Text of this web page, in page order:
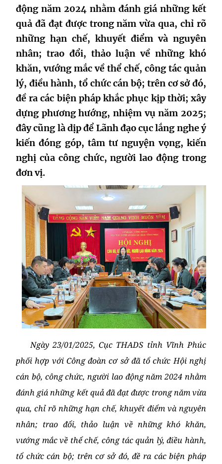
động năm 2024 nhằm đánh giá những kết
quả đã đạt được trong năm vừa qua, chỉ rõ
những hạn chế, khuyết điểm và nguyên
nhân; trao đổi, thảo luận về những khó
khăn, vướng mắc về thể chế, công tác quản
lý, điều hành, tổ chức cán bộ; trên cơ sở đó,
đề ra các biện pháp khắc phục kịp thời; xây
dựng phương hướng, nhiệm vụ năm 2025;
đây cũng là dịp để Lãnh đạo cục lắng nghe ý
kiến đóng góp, tâm tư nguyện vọng, kiến
nghị của công chức, người lao động trong
đơn vị.
Ngày 23/01/2025, Cục THADS tỉnh Vĩnh Phúc
phối hợp với Công đoàn cơ sở đã tổ chức Hội nghị
cán bộ, công chức, người lao động năm 2024 nhằm
đánh giá những kết quả đã đạt được trong năm vừa
qua, chỉ rõ những hạn chế, khuyết điểm và nguyên
nhân; trao đổi, thảo luận về những khó khăn,
vướng mắc về thể chế, công tác quản lý, điều hành,
tổ chức cán bộ; trên cơ sở đó, đề ra các biện pháp